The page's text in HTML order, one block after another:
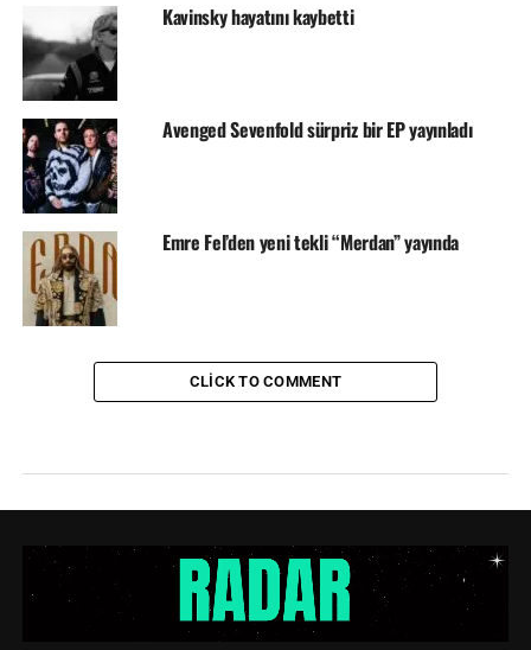
Kavinsky hayatını kaybetti
Avenged Sevenfold sürpriz bir EP yayınladı
Emre Fel’den yeni tekli “Merdan” yayında
CLICK TO COMMENT